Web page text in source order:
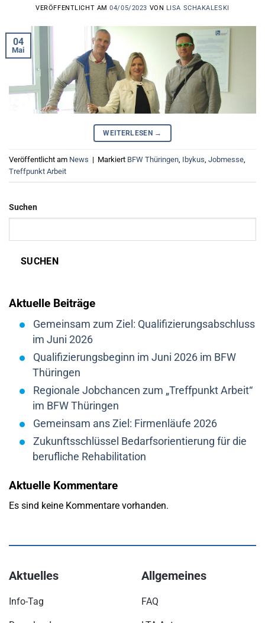
VERÖFFENTLICHT AM04/05/2023 VON LISA SCHAKALESKI
04
Mai
WEITERLESEN →
Veröffentlicht am News | Markiert BFW Thüringen Ibykus Jobmesse
Treffpunkt Arbeit
Suchen
SUCHEN
Aktuelle Beiträge
Gemeinsam zum Ziel: Qualifizierungsabschluss
im Juni 2026
Qualifizierungsbeginn im Juni 2026 im BFW
Thüringen
Regionale Jobchancen zum „Treffpunkt Arbeit“
im BFW Thüringen
Gemeinsam ans Ziel: Firmenläufe 2026
Zukunftsschlüssel Bedarfsorientierung für die
berufliche Rehabilitation
Aktuelle Kommentare
Es sind keine Kommentare vorhanden.
Aktuelles
Info-Tag
Allgemeines
FAQ